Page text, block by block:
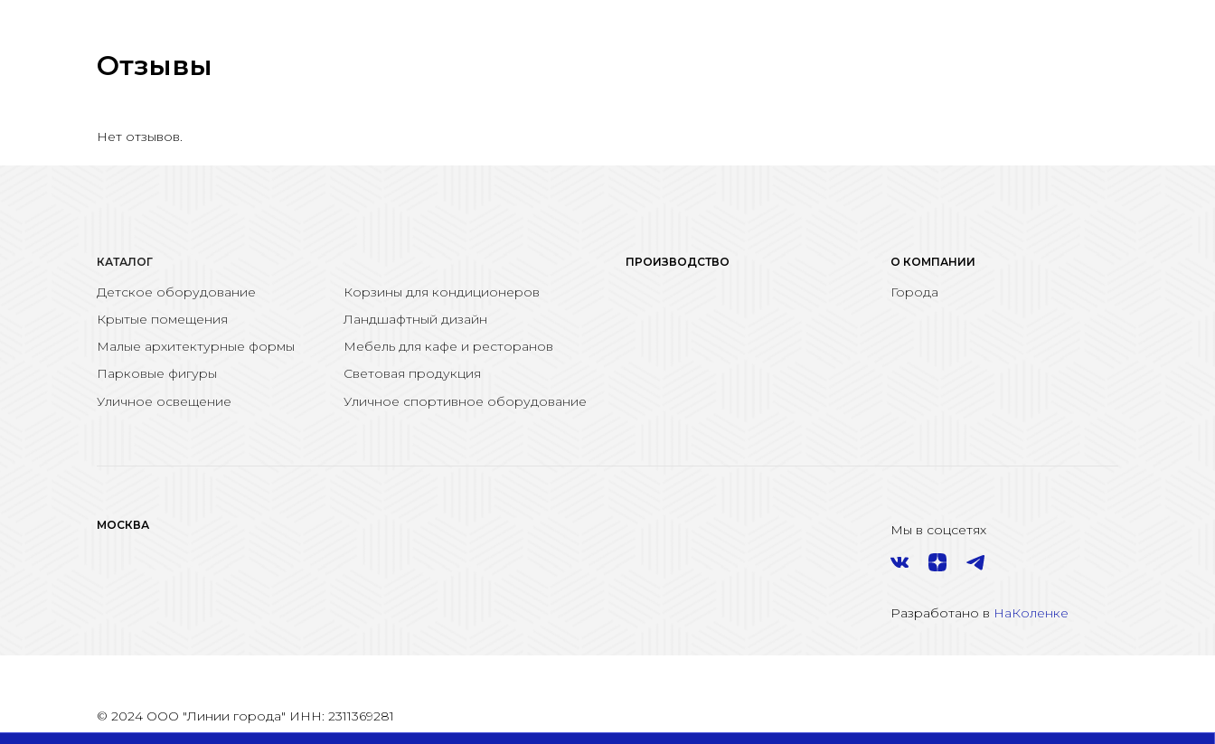
Отзывы
Нет отзывов.
КАТАЛОГ
Детское оборудование
Корзины для кондиционеров
Крытые помещения
Ландшафтный дизайн
Малые архитектурные формы
Мебель для кафе и ресторанов
Парковые фигуры
Световая продукция
Уличное освещение
Уличное спортивное оборудование
ПРОИЗВОДСТВО О КОМПАНИИ
Города
МОСКВА Мы в соцсетях
Разработано в НаКоленке
© 2024 ООО "Линии города" ИНН: 2311369281